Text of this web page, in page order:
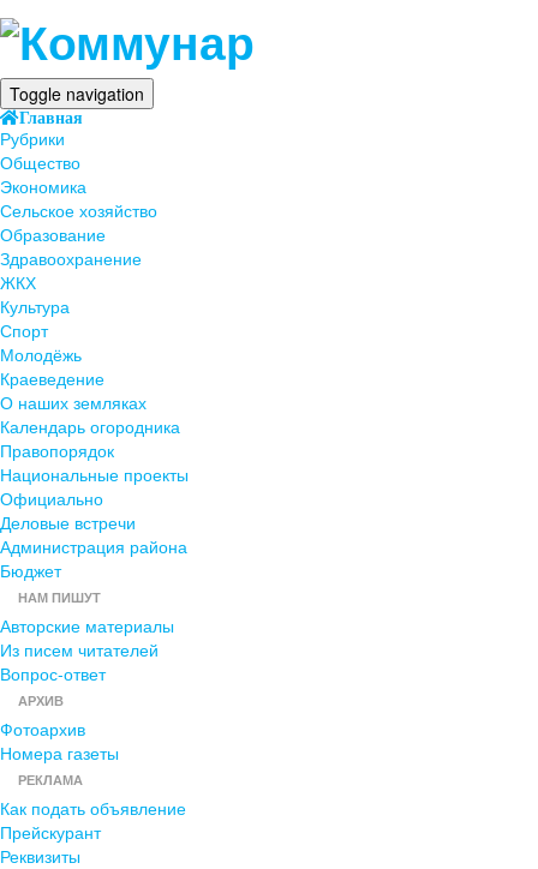
Toggle navigation
Главная
Рубрики
Общество
Экономика
Сельское хозяйство
Образование
Здравоохранение
ЖКХ
Культура
Спорт
Молодёжь
Краеведение
О наших земляках
Календарь огородника
Правопорядок
Национальные проекты
Официально
Деловые встречи
Администрация района
Бюджет
НАМ ПИШУТ
Авторские материалы
Из писем читателей
Вопрос-ответ
АРХИВ
Фотоархив
Номера газеты
РЕКЛАМА
Как подать объявление
Прейскурант
Реквизиты